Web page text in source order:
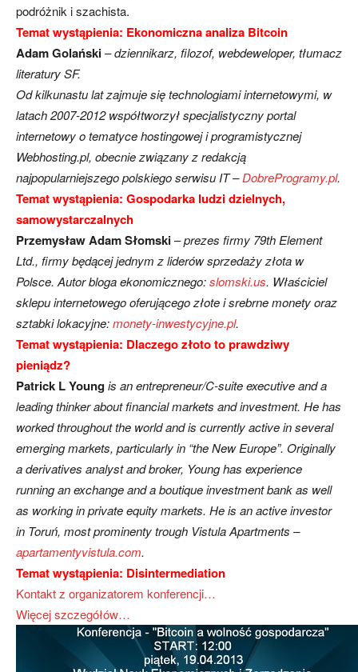
podróżnik i szachista.
Temat wystąpienia: Ekonomiczna analiza Bitcoin
Adam Golański–dziennikarz, filozof, webdeweloper, tłumacz
literatury SF.
Od kilkunastu lat zajmuje się technologiami internetowymi, w
latach 2007-2012 współtworzył specjalistyczny portal
internetowy o tematyce hostingowej i programistycznej
Webhosting.pl, obecnie związany z redakcją
najpopularniejszego polskiego serwisu IT –DobreProgramy.pl.
Temat wystąpienia: Gospodarka ludzi dzielnych,
samowystarczalnych
Przemysław Adam Słomski–prezes firmy 79th Element
Ltd., firmy będącej jednym z liderów sprzedaży złota w
Polsce. Autor bloga ekonomicznego:slomski.us. Właściciel
sklepu internetowego oferującego złote i srebrne monety oraz
sztabki lokacyjne:monety-inwestycyjne.pl.
Temat wystąpienia: Dlaczego złoto to prawdziwy
pieniądz?
Patrick L Youngis an entrepreneur/C-suite executive and a
leading thinker about financial markets and investment. He has
worked throughout the world and is currently active in several
emerging markets, particularly in “the New Europe”. Originally
a derivatives analyst and broker, Young has experience
running an exchange and a boutique investment bank as well
as working in private equity markets. He is an active investor
in Toruń, most prominenty trough Vistula Apartments –
apartamentyvistula.com.
Temat wystąpienia: Disintermediation
Kontakt z organizatorem konferencji…
Więcej szczegółów…